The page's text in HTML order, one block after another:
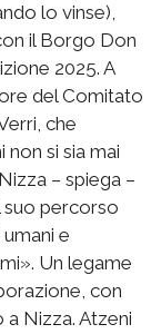
lo vinse),
il Borgo Don
2025. A
del Comitato
che
si sia mai
– spiega –
suo percorso
e
Un legame
con
a Nizza. Atzeni